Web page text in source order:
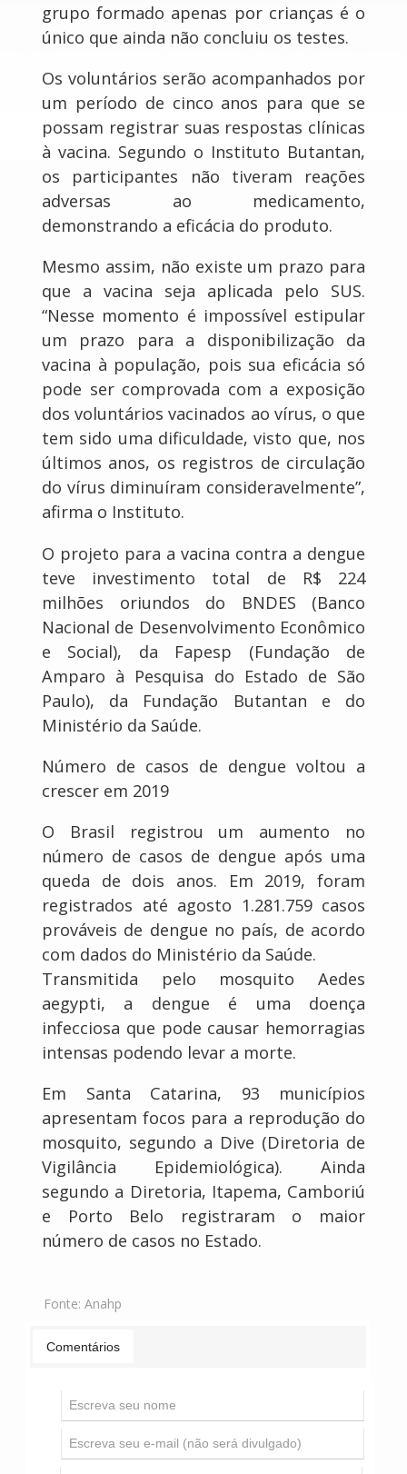
grupo formado apenas por crianças é o
único que ainda não concluiu os testes.
Os voluntários serão acompanhados por
um período de cinco anos para que se
possam registrar suas respostas clínicas
à vacina. Segundo o Instituto Butantan,
os participantes não tiveram reações
adversas ao medicamento,
demonstrando a eficácia do produto.
Mesmo assim, não existe um prazo para
que a vacina seja aplicada pelo SUS.
“Nesse momento é impossível estipular
um prazo para a disponibilização da
vacina à população, pois sua eficácia só
pode ser comprovada com a exposição
dos voluntários vacinados ao vírus, o que
tem sido uma dificuldade, visto que, nos
últimos anos, os registros de circulação
do vírus diminuíram consideravelmente”,
afirma o Instituto.
O projeto para a vacina contra a dengue
teve investimento total de R$ 224
milhões oriundos do BNDES (Banco
Nacional de Desenvolvimento Econômico
e Social), da Fapesp (Fundação de
Amparo à Pesquisa do Estado de São
Paulo), da Fundação Butantan e do
Ministério da Saúde.
Número de casos de dengue voltou a
crescer em 2019
O Brasil registrou um aumento no
número de casos de dengue após uma
queda de dois anos. Em 2019, foram
registrados até agosto 1.281.759 casos
prováveis de dengue no país, de acordo
com dados do Ministério da Saúde.
Transmitida pelo mosquito Aedes
aegypti, a dengue é uma doença
infecciosa que pode causar hemorragias
intensas podendo levar a morte.
Em Santa Catarina, 93 municípios
apresentam focos para a reprodução do
mosquito, segundo a Dive (Diretoria de
Vigilância Epidemiológica). Ainda
segundo a Diretoria, Itapema, Camboriú
e Porto Belo registraram o maior
número de casos no Estado.
Fonte: Anahp
Comentários